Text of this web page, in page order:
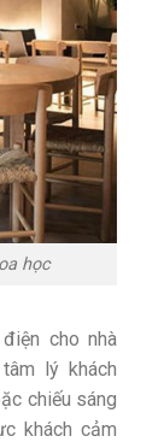
học
cho nhà
lý khách
chiếu sáng
khách cảm